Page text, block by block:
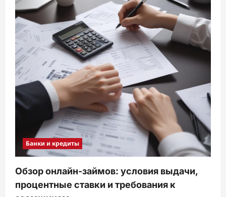
Банки и кредиты
Обзор онлайн-займов: условия выдачи,
процентные ставки и требования к